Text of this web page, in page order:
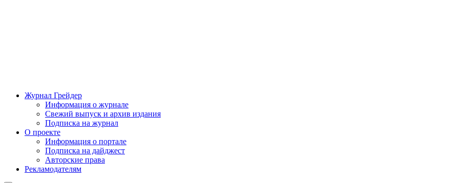
Журнал Грейдер
Информация о журнале
Свежий выпуск и архив издания
Подписка на журнал
О проекте
Информация о портале
Подписка на дайджест
Авторские права
Рекламодателям